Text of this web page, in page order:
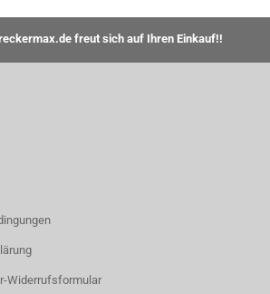
freut sich auf Ihren Einkauf!!
Widerrufsformular